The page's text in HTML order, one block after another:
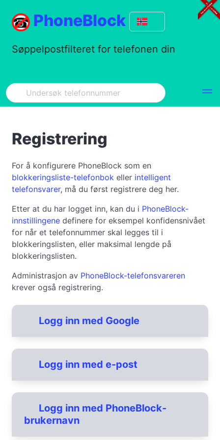
PhoneBlock
Søppelpostfilteret for telefonen din
Registrering
For å konfigurere PhoneBlock som en
blokkeringsliste-telefonbok eller intelligent
telefonsvarer, må du først registrere deg her.
Etter at du har logget inn, kan du i PhoneBlock-
innstillingene definere for eksempel konfidensnivået
for når et telefonnummer skal legges til i
blokkeringslisten, eller maksimal lengde på
blokkeringslisten.
Administrasjon av PhoneBlock-telefonsvareren
krever også registrering.
Logg inn med Google
Forbli innlogget på denne enheten (setter en
Hvis du har en Google-konto, kan du bruke den til å logge på
PhoneBlock på en enkel måte. Første gang du logger på med
Logg inn med e-post
e-post
Logg inn med PhoneBlock-
brukernavn